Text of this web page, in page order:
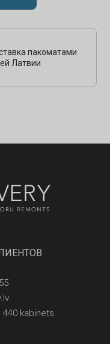
пакоматами
Латвии
440 kabinets